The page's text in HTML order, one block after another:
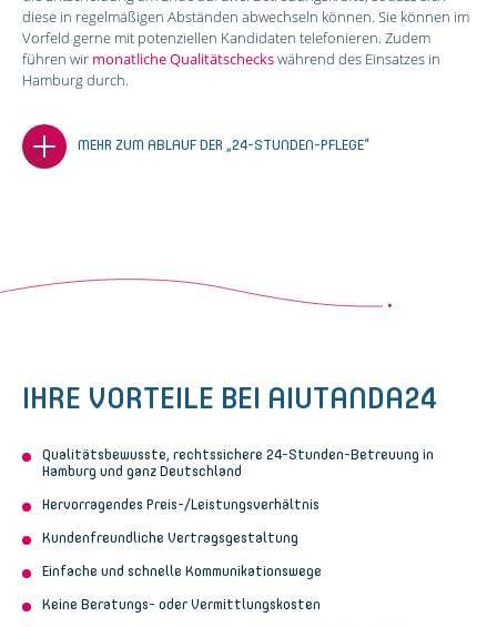
diese in regelmäßigen Abständen abwechseln können. Sie können im
Vorfeld gerne mit potenziellen Kandidaten telefonieren. Zudem
führen wir monatliche Qualitätscheckswährend des Einsatzes in
Hamburg durch.
MEHR ZUM ABLAUF DER „24-STUNDEN-PFLEGE“
IHRE VORTEILE BEI AIUTANDA24
Qualitätsbewusste, rechtssichere 24-Stunden-Betreuung in
Hamburg und ganz Deutschland
Hervorragendes Preis-/Leistungsverhältnis
Kundenfreundliche Vertragsgestaltung
Einfache und schnelle Kommunikationswege
Keine Beratungs- oder Vermittlungskosten